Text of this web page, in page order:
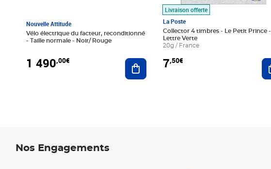
Nouvelle Attitude
Vélo électrique du facteur, reconditionné
- Taille normale - Noir/ Rouge
1 490,00€ Ajouter au panier
Livraison offerte
La Poste
Collector 4 timbres - Le Petit Prince -
Lettre Verte
20g / France
7,50€
Nos Engagements